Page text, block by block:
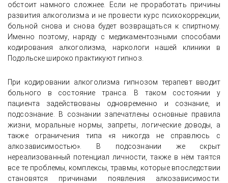
обстоит намного сложнее. Если не проработать причины
развития алкоголизма и не провести курс психокоррекции,
больной снова и снова будет возвращаться к спиртному.
Именно поэтому, наряду с медикаментозными способами
кодирования алкоголизма, наркологи нашей клиники в
Подольске широко практикуют гипноз.
При кодировании алкоголизма гипнозом терапевт вводит
больного в состояние транса. В таком состоянии у
пациента задействованы одновременно и сознание, и
подсознание. В сознании запечатлены основные правила
жизни, моральные нормы, запреты, логические доводы, а
также ограничения типа «я никогда не справлюсь с
алкозависимостью». В подсознании же скрыт
нереализованный потенциал личности, также в нём таятся
все те проблемы, комплексы, травмы, которые впоследствии
становятся причинами появления алкозависимости.